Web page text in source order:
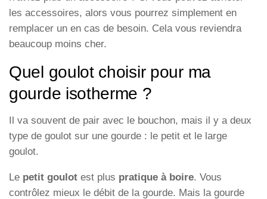
les accessoires, alors vous pourrez simplement en
remplacer un en cas de besoin. Cela vous reviendra
beaucoup moins cher.
Quel goulot choisir pour ma
gourde isotherme ?
Il va souvent de pair avec le bouchon, mais il y a deux
type de goulot sur une gourde : le petit et le large
goulot.
Le petit goulot est plus pratique à boire. Vous
contrôlez mieux le débit de la gourde. Mais la gourde